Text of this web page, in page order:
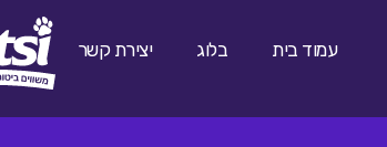
עמוד בית בלוג יצירת קשר